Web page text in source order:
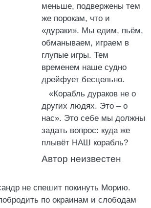
меньше, подвержены тем
же порокам, что и
«дураки». Мы едим, пьём,
обманываем, играем в
глупые игры. Тем
временем наше судно
дрейфует бесцельно.
«Корабль дураков не о
других людях. Это – о
нас». Это себе мы должны
задать вопрос: куда же
плывёт НАШ корабль?
Автор неизвестен
не спешит покинуть Морию.
по окраинам и слободам